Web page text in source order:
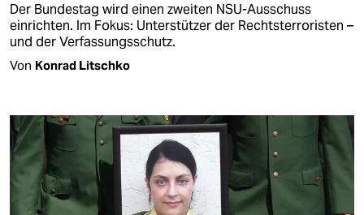
Der Bundestag wird einen zweiten NSU-Ausschuss
einrichten. Im Fokus: Unterstützer der Rechtsterroristen –
und der Verfassungsschutz.
Von Konrad Litschko